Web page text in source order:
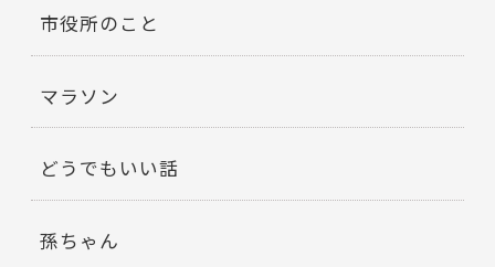
市役所のこと
マラソン
どうでもいい話
孫ちゃん